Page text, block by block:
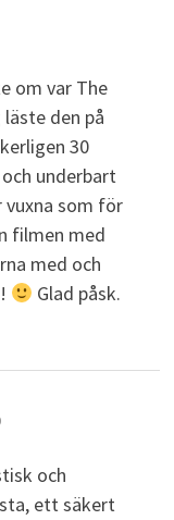
om var The
den på
30
underbart
vuxna som för
filmen med
med och
Glad påsk.
och
ett säkert